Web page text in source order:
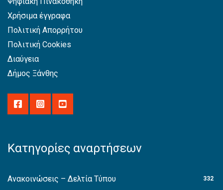
Χρήσιμα έγγραφα
Πολιτική Απορρήτου
Πολιτική Cookies
Διαύγεια
Δήμος Ξάνθης
Κατηγορίες αναρτήσεων
Ανακοινώσεις – Δελτία Τύπου 332